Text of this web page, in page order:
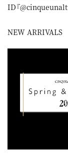
ID『
NEW ARRIVALS